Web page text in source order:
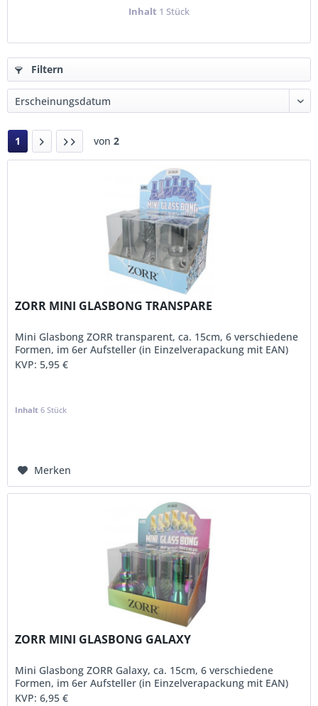
Inhalt 1 Stück
Filtern
1 von 2
ZORR MINI GLASBONG TRANSPARE
Mini Glasbong ZORR transparent, ca. 15cm, 6 verschiedene
Formen, im 6er Aufsteller (in Einzelverapackung mit EAN)
KVP: 5,95 €
Inhalt6 Stück
Merken
ZORR MINI GLASBONG GALAXY
Mini Glasbong ZORR Galaxy, ca. 15cm, 6 verschiedene
Formen, im 6er Aufsteller (in Einzelverapackung mit EAN)
KVP: 6,95 €